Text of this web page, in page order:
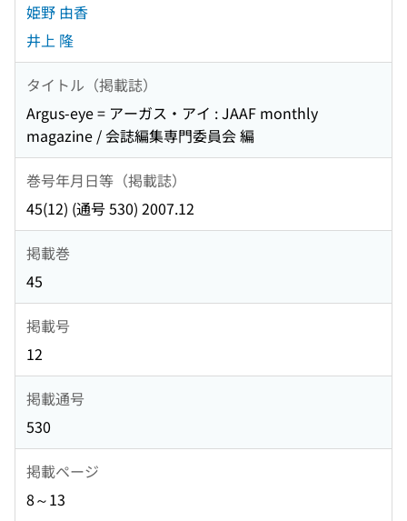
姫野 由香
井上 隆
タイトル（掲載誌）
Argus-eye = アーガス・アイ : JAAF monthly
magazine / 会誌編集専門委員会 編
巻号年月日等（掲載誌）
45(12) (通号 530) 2007.12
掲載巻
45
掲載号
12
掲載通号
530
掲載ページ
8～13